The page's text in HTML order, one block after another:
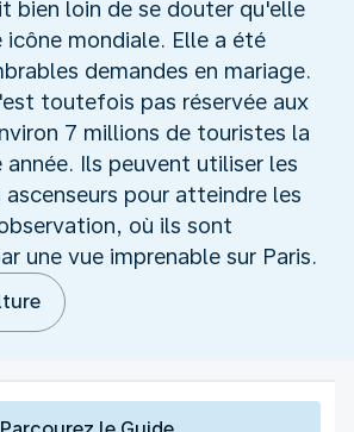
bien loin de se douter qu'elle
icône mondiale. Elle a été
demandes en mariage.
toutefois pas réservée aux
7 millions de touristes la
Ils peuvent utiliser les
ascenseurs pour atteindre les
où ils sont
une vue imprenable sur Paris.